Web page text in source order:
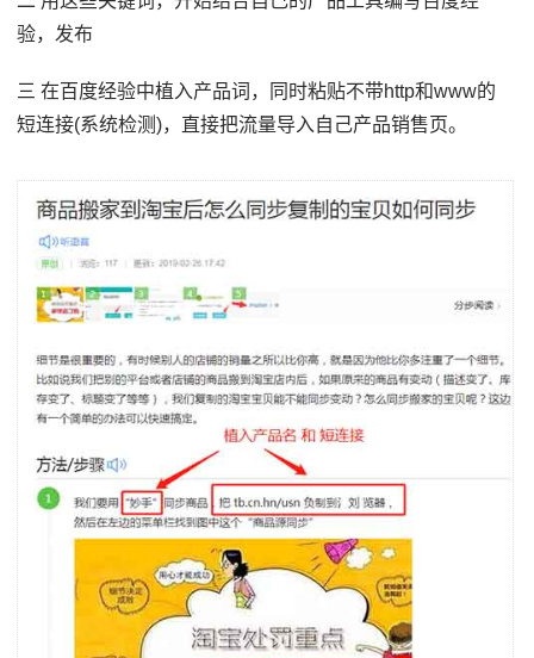
验，发布
三 在百度经验中植入产品词，同时粘贴不带http和www的
短连接(系统检测)，直接把流量导入自己产品销售页。